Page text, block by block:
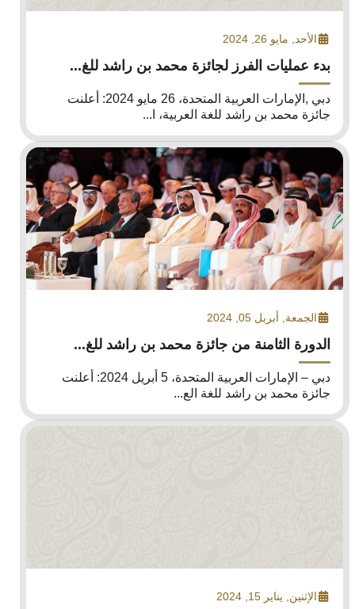
الأحد, مايو 26, 2024
بدء عمليات الفرز لجائزة محمد بن راشد للغ...
دبي ,الإمارات العربية المتحدة، 26 مايو 2024: أعلنت
جائزة محمد بن راشد للغة العربية، ا...
الجمعة, أبريل 05, 2024
الدورة الثامنة من جائزة محمد بن راشد للغ...
دبي – الإمارات العربية المتحدة، 5 أبريل 2024: أعلنت
جائزة محمد بن راشد للغة الع...
الإثنين, يناير 15, 2024